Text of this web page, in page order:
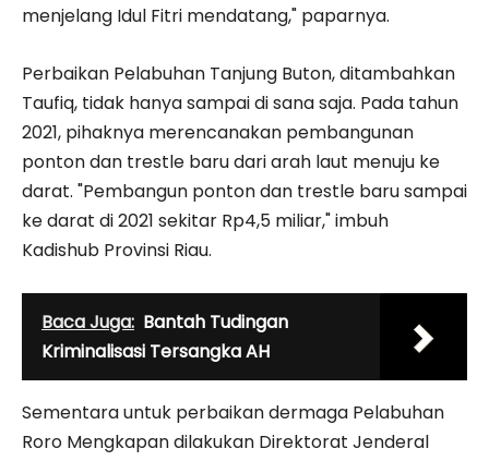
menjelang Idul Fitri mendatang," paparnya.
Perbaikan Pelabuhan Tanjung Buton, ditambahkan
Taufiq, tidak hanya sampai di sana saja. Pada tahun
2021, pihaknya merencanakan pembangunan
ponton dan trestle baru dari arah laut menuju ke
darat. "Pembangun ponton dan trestle baru sampai
ke darat di 2021 sekitar Rp4,5 miliar," imbuh
Kadishub Provinsi Riau.
Baca Juga: Bantah Tudingan
Kriminalisasi Tersangka AH
Sementara untuk perbaikan dermaga Pelabuhan
Roro Mengkapan dilakukan Direktorat Jenderal